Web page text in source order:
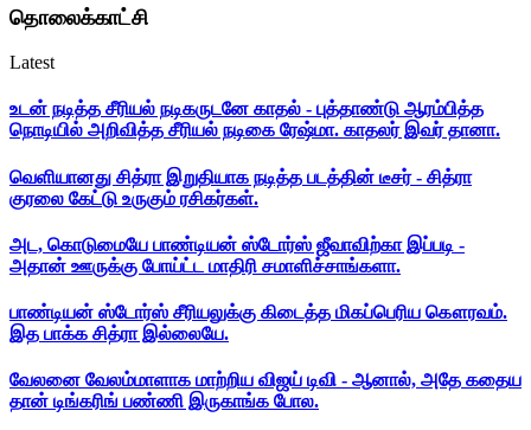
தொலைக்காட்சி
Latest
உடன் நடித்த சீரியல் நடிகருடனே காதல் - புத்தாண்டு ஆரம்பித்த
நொடியில் அறிவித்த சீரியல் நடிகை ரேஷ்மா. காதலர் இவர் தானா.
வெளியானது சித்ரா இறுதியாக நடித்த படத்தின் டீசர் - சித்ரா
குரலை கேட்டு உருகும் ரசிகர்கள்.
அட, கொடுமையே பாண்டியன் ஸ்டோர்ஸ் ஜீவாவிற்கா இப்படி -
அதான் ஊருக்கு போய்ட்ட மாதிரி சமாளிச்சாங்களா.
பாண்டியன் ஸ்டோர்ஸ் சீரியலுக்கு கிடைத்த மிகப்பெரிய கௌரவம்.
இத பாக்க சித்ரா இல்லையே.
வேலனை வேலம்மாளாக மாற்றிய விஜய் டிவி - ஆனால், அதே கதைய
தான் டிங்கரிங் பண்ணி இருகாங்க போல.